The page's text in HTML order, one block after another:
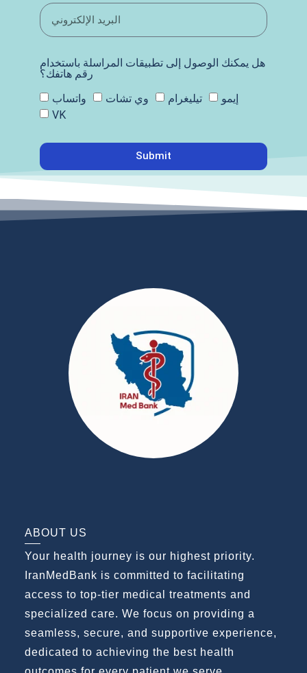
هل يمكنك الوصول إلى تطبيقات المراسلة باستخدام
رقم هاتفك؟
واتساب
وي تشات تيليغرام
إيمو
VK
Submit
ABOUT US
Your health journey is our highest priority.
IranMedBank is committed to facilitating
access to top-tier medical treatments and
specialized care. We focus on providing a
seamless, secure, and supportive experience,
dedicated to achieving the best health